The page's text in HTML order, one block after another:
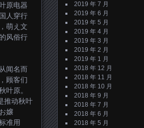
原电器
人穿行
萌え文
风俗行
闻名而
顾客们
叶原。
推动秋叶
嬢
准用
2019 年 7 月
2019 年 6 月
2019 年 5 月
2019 年 4 月
2019 年 3 月
2019 年 2 月
2019 年 1 月
2018 年 12 月
2018 年 11 月
2018 年 10 月
2018 年 9 月
2018 年 7 月
2018 年 6 月
2018 年 5 月